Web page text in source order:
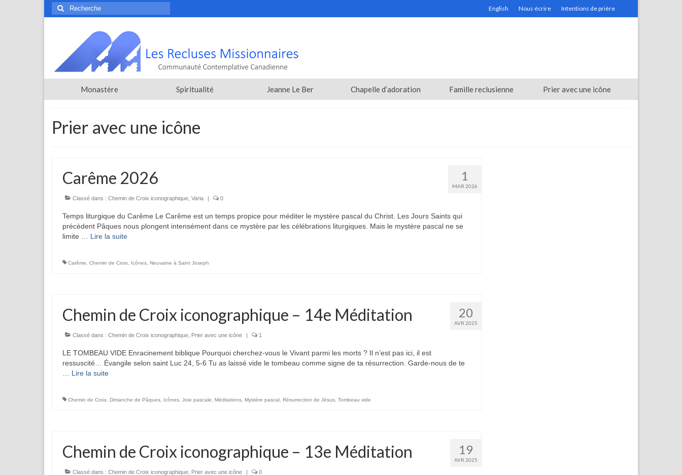
English Nous écrire Intentions de prière
Rechercher
:
Monastère Spiritualité Jeanne Le Ber Chapelle d’adoration Famille reclusienne Prier avec une icône
Prier avec une icône
1
MAR 2026
Carême 2026
Classé dans : Chemin de Croix iconographique Varia | 0
Temps liturgique du Carême Le Carême est un temps propice pour méditer le mystère pascal du Christ. Les Jours Saints qui
précèdent Pâques nous plongent intensément dans ce mystère par les célébrations liturgiques. Mais le mystère pascal ne se
limite … Lire la suite­­
Carême Chemin de Croix Icônes Neuvaine à Saint Joseph
20
AVR 2025
Chemin de Croix iconographique – 14e Méditation
Classé dans : Chemin de Croix iconographique Prier avec une icône | 1
LE TOMBEAU VIDE Enracinement biblique Pourquoi cherchez-vous le Vivant parmi les morts ? Il n’est pas ici, il est
ressuscité… Évangile selon saint Luc 24, 5-6 Tu as laissé vide le tombeau comme signe de ta résurrection. Garde-nous de te
Lire la suite­­
Chemin de Croix Dimanche de Pâques Icônes Joie pascale Méditations Mystère pascal Résurrection de Jésus Tombeau vide
19
AVR 2025
Chemin de Croix iconographique – 13e Méditation
Classé dans : Chemin de Croix iconographique Prier avec une icône | 0